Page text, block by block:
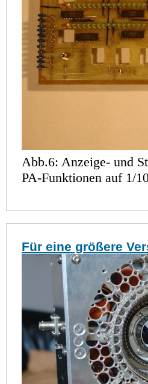
Abb.6: Anzeige- und
PA-Funktionen auf 1/
Für eine größere